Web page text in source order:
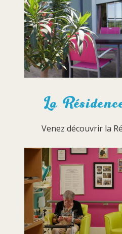
La
Venez découvrir la